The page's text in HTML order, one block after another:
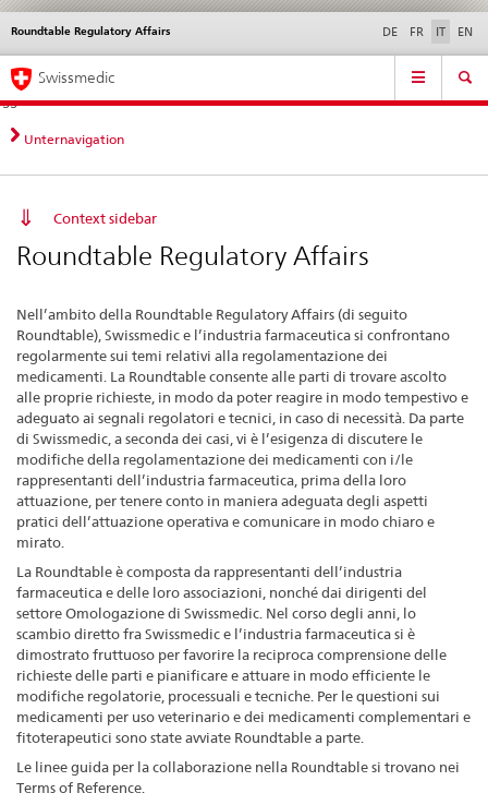
Navigazione
diretta:
novità,
aspetti
contatto
Novità &
norme
Contatto | Supporto &
aiuto
Roundtable Regulatory Affairs DE FR IT EN
Service
Navigation
Swissmedic
Unternavigation
Context sidebar
Roundtable Regulatory Affairs
Nell’ambito della Roundtable Regulatory Affairs (di seguito
Roundtable), Swissmedic e l’industria farmaceutica si confrontano
regolarmente sui temi relativi alla regolamentazione dei
medicamenti. La Roundtable consente alle parti di trovare ascolto
alle proprie richieste, in modo da poter reagire in modo tempestivo e
adeguato ai segnali regolatori e tecnici, in caso di necessità. Da parte
di Swissmedic, a seconda dei casi, vi è l’esigenza di discutere le
modifiche della regolamentazione dei medicamenti con i/le
rappresentanti dell’industria farmaceutica, prima della loro
attuazione, per tenere conto in maniera adeguata degli aspetti
pratici dell’attuazione operativa e comunicare in modo chiaro e
mirato.
La Roundtable è composta da rappresentanti dell’industria
farmaceutica e delle loro associazioni, nonché dai dirigenti del
settore Omologazione di Swissmedic. Nel corso degli anni, lo
scambio diretto fra Swissmedic e l’industria farmaceutica si è
dimostrato fruttuoso per favorire la reciproca comprensione delle
richieste delle parti e pianificare e attuare in modo efficiente le
modifiche regolatorie, processuali e tecniche. Per le questioni sui
medicamenti per uso veterinario e dei medicamenti complementari e
fitoterapeutici sono state avviate Roundtable a parte.
Le linee guida per la collaborazione nella Roundtable si trovano nei
Terms of Reference.